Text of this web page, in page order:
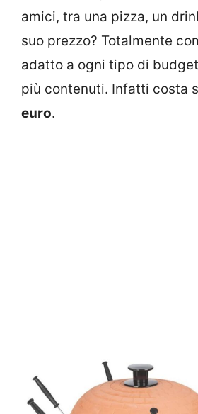
amici, tra una pizza, un
suo prezzo? Totalmente
adatto a ogni tipo di
più contenuti. Infatti costa
euro.